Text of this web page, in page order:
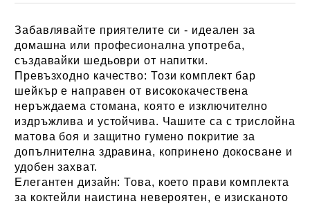
Забавлявайте приятелите си - идеален за
домашна или професионална употреба,
създавайки шедьоври от напитки.
Превъзходно качество: Този комплект бар
шейкър е направен от висококачествена
неръждаема стомана, която е изключително
издръжлива и устойчива. Чашите са с трислойна
матова боя и защитно гумено покритие за
допълнителна здравина, копринено докосване и
удобен захват.
Елегантен дизайн: Това, което прави комплекта
за коктейли наистина невероятен, е изисканото